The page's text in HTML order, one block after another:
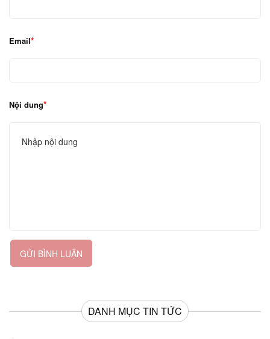
Email
Nội dung
GỬI BÌNH LUẬN
DANH MỤC TIN TỨC